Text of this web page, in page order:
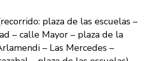
plaza de las escuelas –
– calle Mayor – plaza de la
– Las Mercedes –